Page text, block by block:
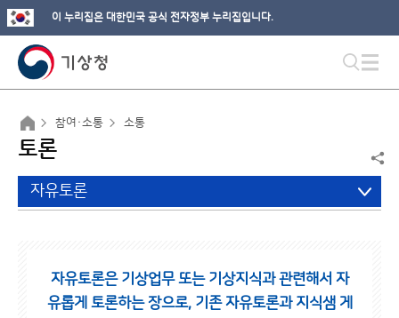
이 누리집은 대한민국 공식 전자정부 누리집입니다.
참여·소통 소통
토론
자유토론
자유토론은 기상업무 또는 기상지식과 관련해서 자
유롭게 토론하는 장으로, 기존 자유토론과 지식샘 게